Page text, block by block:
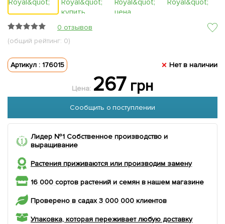
0 отзывов
(общий рейтинг: 0)
Артикул : 176015 Нет в наличии
Цена: 267грн
Сообщить о поступлении
Лидер №1 Собственное производство и
выращивание
Растения приживаются или производим замену
16 000 сортов растений и семян в нашем магазине
Проверено в садах 3 000 000 клиентов
Упаковка, которая переживает любую доставку